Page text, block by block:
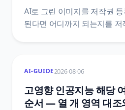
AI로 그린 이미지를 저작권
된다면 어디까지 되는지를
사례 일곱 가지, 신청서 저작
세 가지, 반려 사유 여섯 가지
AI-GUIDE2026-08-06
고영향 인공지능 해당
순서 — 열 개 영역 대조